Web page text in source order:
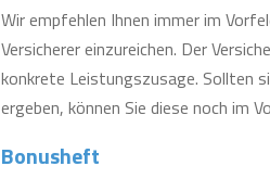
Wir empfehlen Ihnen immer im
Versicherer einzureichen. Der
konkrete Leistungszusage. Sollten
ergeben, können Sie diese noch im
Bonusheft